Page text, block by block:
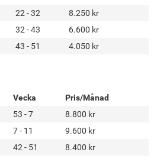
22 - 32
8.250 kr
32 - 43
6.600 kr
43 - 51 4.050 kr
Vecka
Pris/Månad
53 - 7
8.800 kr
7 - 11
9.600 kr
42 - 51 8.400 kr